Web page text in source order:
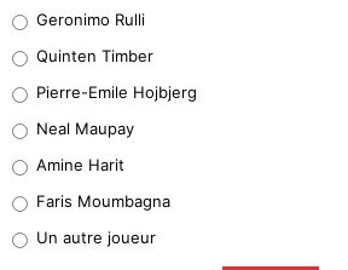
32%
5%
1%
9%
Geronimo Rulli
Quinten Timber
Pierre-Emile Hojbjerg
Neal Maupay
Amine Harit
Faris Moumbagna
Un autre joueur